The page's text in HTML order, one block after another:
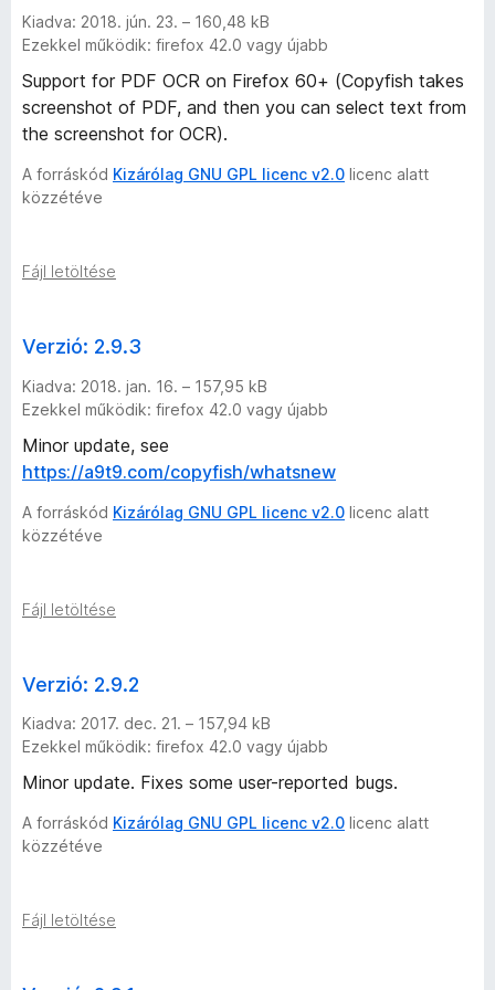
Kiadva: 2018. jún. 23. – 160,48 kB
Ezekkel működik: firefox 42.0 vagy újabb
Support for PDF OCR on Firefox 60+ (Copyfish takes
screenshot of PDF, and then you can select text from
the screenshot for OCR).
A forráskód Kizárólag GNU GPL licenc v2.0 licenc alatt
közzétéve
Fájl letöltése
Verzió: 2.9.3
Kiadva: 2018. jan. 16. – 157,95 kB
Ezekkel működik: firefox 42.0 vagy újabb
Minor update, see
https://a9t9.com/copyfish/whatsnew
A forráskód Kizárólag GNU GPL licenc v2.0 licenc alatt
közzétéve
Fájl letöltése
Verzió: 2.9.2
Kiadva: 2017. dec. 21. – 157,94 kB
Ezekkel működik: firefox 42.0 vagy újabb
Minor update. Fixes some user-reported bugs.
A forráskód Kizárólag GNU GPL licenc v2.0 licenc alatt
közzétéve
Fájl letöltése